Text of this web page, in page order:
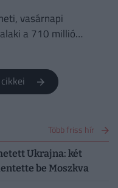
vasárnapi
a 710 millió
Több friss hír
Ukrajna: két
be Moszkva